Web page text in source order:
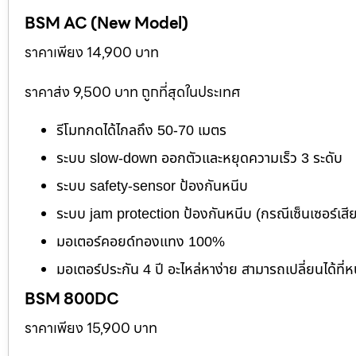
BSM AC (New Model)
ราคาเพียง 14,900 บาท
ราคาส่ง 9,500 บาท ถูกที่สุดในประเทศ
รีโมทกดได้ไกลถึง 50-70 เมตร
ระบบ slow-down ออกตัวและหยุดความเร็ว 3 ระดับ
ระบบ safety-sensor ป้องกันหนีบ
ระบบ jam protection ป้องกันหนีบ (กรณีเซ็นเซอร์เสี
มอเตอร์คอยด์ทองแทง 100%
มอเตอร์ประกัน 4 ปี อะไหล่หาง่าย สามารถเปลี่ยนได้ที่
BSM 800DC
ราคาเพียง 15,900 บาท